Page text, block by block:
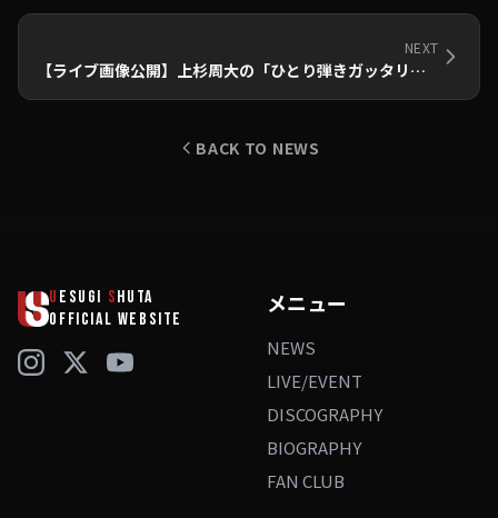
NEXT
【ライブ画像公開】上杉周大の「ひとり弾きガッタリー」
BACK TO NEWS
U ESUGI SHUTA
OFFICIAL WEBSITE
メニュー
NEWS
LIVE/EVENT
DISCOGRAPHY
BIOGRAPHY
FAN CLUB